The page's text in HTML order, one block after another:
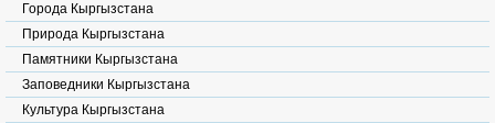
Города Кыргызстана
Природа Кыргызстана
Памятники Кыргызстана
Заповедники Кыргызстана
Культура Кыргызстана